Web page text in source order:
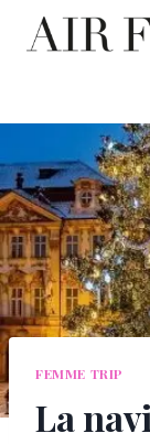
Saltar
FEMME TRIP
La